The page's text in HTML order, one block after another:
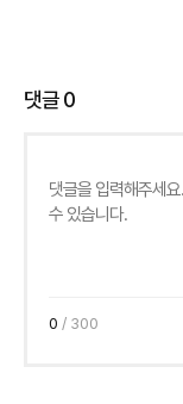
댓글0
0 / 300